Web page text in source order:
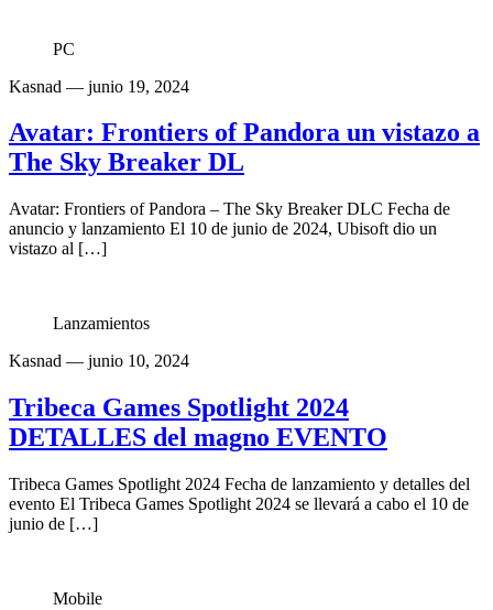
PC
Kasnad — junio 19, 2024
Avatar: Frontiers of Pandora un vistazo a
The Sky Breaker DL
Avatar: Frontiers of Pandora – The Sky Breaker DLC Fecha de
anuncio y lanzamiento El 10 de junio de 2024, Ubisoft dio un
vistazo al […]
Lanzamientos
Kasnad — junio 10, 2024
Tribeca Games Spotlight 2024
DETALLES del magno EVENTO
Tribeca Games Spotlight 2024 Fecha de lanzamiento y detalles del
evento El Tribeca Games Spotlight 2024 se llevará a cabo el 10 de
junio de […]
Mobile